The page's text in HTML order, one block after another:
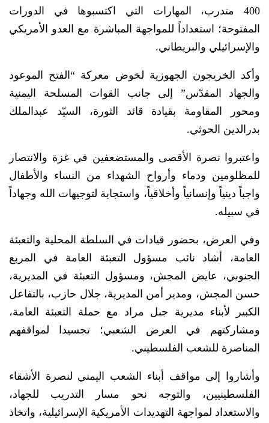
400 متدرب، المهارات التي اكتسبوها في الدورات
المفتوحة؛ استعداداً للمواجهة المباشرة مع العدو الأمريكي
والإسرائيلي والبريطاني.
وأكد الخريجون الجهوزية لخوض معركة “الفتح الموعود
والجهاد المقدّس” إلى جانب القوات المسلحة اليمنية
ومحور المقاومة بقيادة قائد الثورة، السيّد عبدالملك
بدرالدين الحوثي.
واعتبروا نصرة الأقصى والمستضعفين في غزة والانتصار
للمظلومين ودماء وأرواح الشهداء من النساء والأطفال
واجباً دينياً وإنسانياً وأخلاقياً، واستجابة لتوجيهات الله وجهاداً
في سبيله.
وفي العرض، بحضور قيادات في السلطة المحلية والتعبئة
العامة، أشاد نائب مسؤول التعبئة العامة في المربع
الجنوبي، عايض المجش، ومسؤول التعبئة في المديرية،
حسن المجش، ومدير أمن المديرية، جلال حازب، بالتفاعل
الكبير لأبناء مديرية جبل مراد مع حملة التعبئة العامة،
ومشاركتهم في العرض الشعبي؛ تجسيدا لمواقفهم
المناصرة للشعب الفلسطيني.
وأشاروا إلى مواقف أبناء الشعب اليمني لنصرة الأشقاء
الفلسطينيين، والتوجه نحو مسار التدريب للجهاد،
والاستعداد لمواجهة التهديدات الأمريكية الإسرائيلية، واتخاذ